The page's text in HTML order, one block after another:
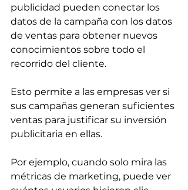
publicidad pueden conectar los
datos de la campaña con los datos
de ventas para obtener nuevos
conocimientos sobre todo el
recorrido del cliente.
Esto permite a las empresas ver si
sus campañas generan suficientes
ventas para justificar su inversión
publicitaria en ellas.
Por ejemplo, cuando solo mira las
métricas de marketing, puede ver